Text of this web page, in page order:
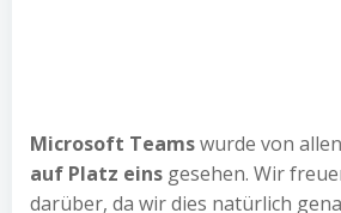
Microsoft Teamswurde von
auf Platz eins gesehen. Wir
darüber, da wir dies natürlich